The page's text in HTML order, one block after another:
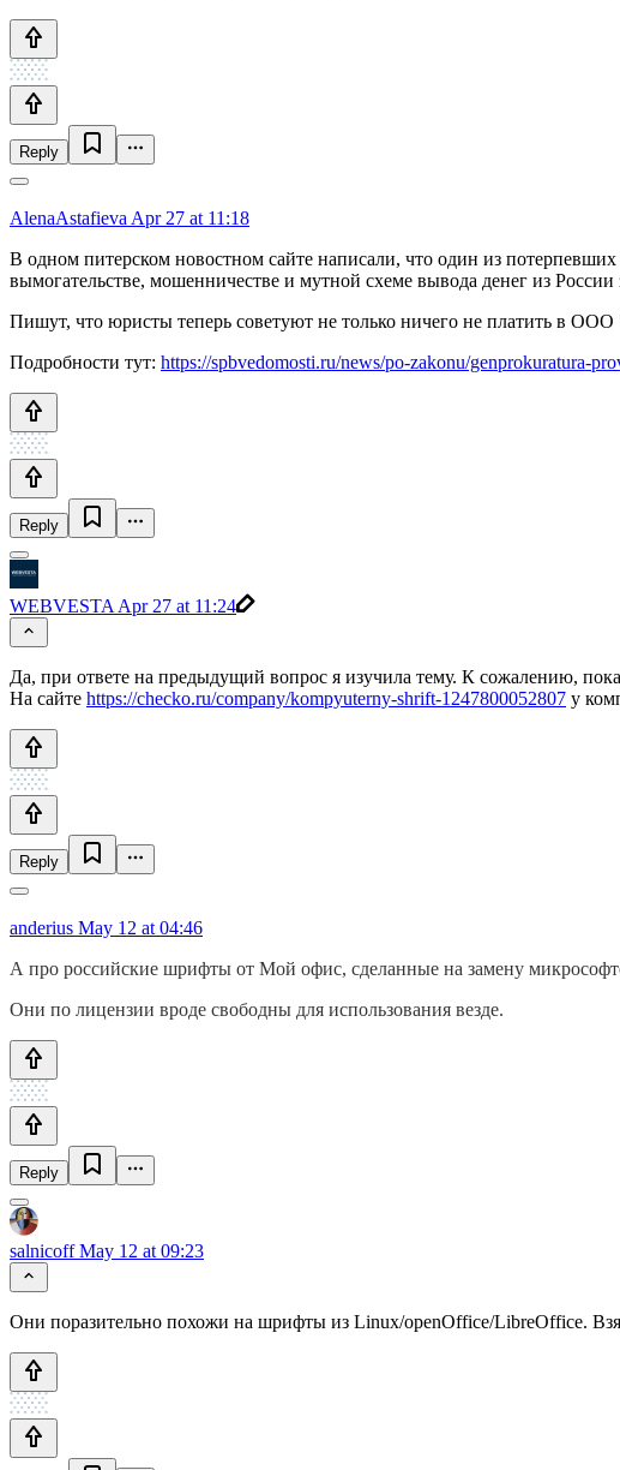
Reply
AlenaAstafieva Apr 27 at 11:18
В одном питерском новостном сайте написали, что один из
вымогательстве, мошенничестве и мутной схеме вывода денег из
Пишут, что юристы теперь советуют не только ничего не платить в
Подробности тут: https://spbvedomosti.ru/news/po-zakonu/genprokuratura-
Reply
WEBVESTA Apr 27 at 11:24
Да, при ответе на предыдущий вопрос я изучила тему. К сожалению,
На сайте https://checko.ru/company/kompyuterny-shrift-1247800052807 у
Reply
anderius May 12 at 04:46
А про российские шрифты от Мой офис, сделанные на замену
Они по лицензии вроде свободны для использования везде.
Reply
salnicoffMay 12 at 09:23
Они поразительно похожи на шрифты из Linux/openOffice/LibreOffice.